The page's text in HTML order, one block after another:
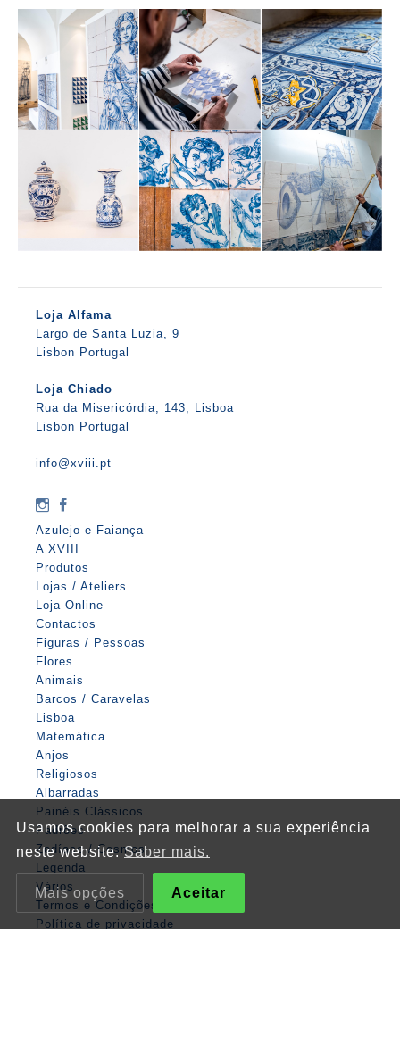
Loja Alfama
Largo de Santa Luzia, 9
Lisbon Portugal
Loja Chiado
Rua da Misericórdia, 143, Lisboa
Lisbon Portugal
info@xviii.pt
Azulejo e Faiança
A XVIII
Produtos
Lojas / Ateliers
Loja Online
Contactos
Figuras / Pessoas
Flores
Animais
Barcos / Caravelas
Lisboa
Matemática
Anjos
Religiosos
Albarradas
Painéis Clássicos
Padrões
Zodíaco / Cosmos
Legenda
Vários
Termos e Condições
Política de privacidade
Usamos cookies para melhorar a sua experiência
neste website.Saber mais.
Mais opções Aceitar